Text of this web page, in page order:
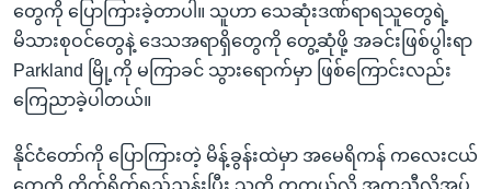
တွေကို ပြောကြားခဲ့တာပါ။ သူဟာ သေဆုံးဒဏ်ရာရသူတွေရဲ့
မိသားစုဝင်တွေနဲ့ ဒေသအရာရှိတွေကို တွေ့ဆုံဖို့ အခင်းဖြစ်ပွါးရာ
Parkland မြို့ကို မကြာခင် သွားရောက်မှာ ဖြစ်ကြောင်းလည်း
ကြေညာခဲ့ပါတယ်။
နိုင်ငံတော်ကို ပြောကြားတဲ့ မိန့်ခွန်းထဲမှာ အမေရိကန် ကလေးငယ်
တွေကို တိုက်ရိုက်ရည်ညွန်းပြီး သူတို့ တကယ်လို့ အကူညီလိုအပ်